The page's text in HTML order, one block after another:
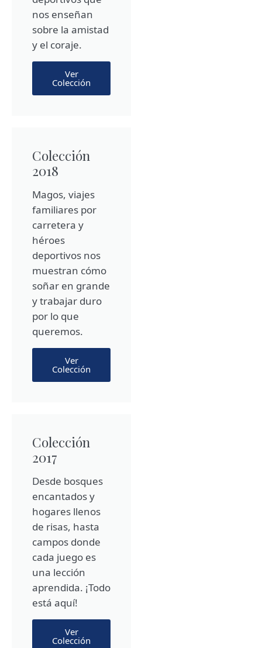
nos enseñan
sobre la amistad
y el coraje.
Ver
Colección
Colección
2018
Magos, viajes
familiares por
carretera y
héroes
deportivos nos
muestran cómo
soñar en grande
y trabajar duro
por lo que
queremos.
Ver
Colección
Colección
2017
Desde bosques
encantados y
hogares llenos
de risas, hasta
campos donde
cada juego es
una lección
aprendida. ¡Todo
está aquí!
Ver
Colección